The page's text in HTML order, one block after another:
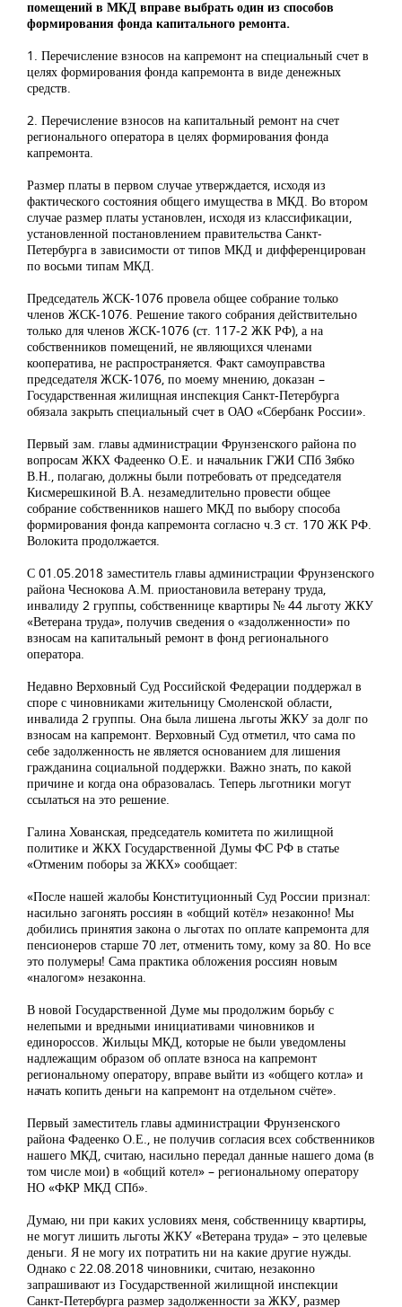
помещений в МКД вправе выбрать один из способов
формирования фонда капитального ремонта.
1. Перечисление взносов на капремонт на специальный счет в
целях формирования фонда капремонта в виде денежных
средств.
2. Перечисление взносов на капитальный ремонт на счет
регионального оператора в целях формирования фонда
капремонта.
Размер платы в первом случае утверждается, исходя из
фактического состояния общего имущества в МКД. Во втором
случае размер платы установлен, исходя из классификации,
установленной постановлением правительства Санкт-
Петербурга в зависимости от типов МКД и дифференцирован
по восьми типам МКД.
Председатель ЖСК-1076 провела общее собрание только
членов ЖСК-1076. Решение такого собрания действительно
только для членов ЖСК-1076 (ст. 117-2 ЖК РФ), а на
собственников помещений, не являющихся членами
кооператива, не распространяется. Факт самоуправства
председателя ЖСК-1076, по моему мнению, доказан –
Государственная жилищная инспекция Санкт-Петербурга
обязала закрыть специальный счет в ОАО «Сбербанк России».
Первый зам. главы администрации Фрунзенского района по
вопросам ЖКХ Фадеенко О.Е. и начальник ГЖИ СПб Зябко
В.Н., полагаю, должны были потребовать от председателя
Кисмерешкиной В.А. незамедлительно провести общее
собрание собственников нашего МКД по выбору способа
формирования фонда капремонта согласно ч.3 ст. 170 ЖК РФ.
Волокита продолжается.
С 01.05.2018 заместитель главы администрации Фрунзенского
района Чеснокова А.М. приостановила ветерану труда,
инвалиду 2 группы, собственнице квартиры № 44 льготу ЖКУ
«Ветерана труда», получив сведения о «задолженности» по
взносам на капитальный ремонт в фонд регионального
оператора.
Недавно Верховный Суд Российской Федерации поддержал в
споре с чиновниками жительницу Смоленской области,
инвалида 2 группы. Она была лишена льготы ЖКУ за долг по
взносам на капремонт. Верховный Суд отметил, что сама по
себе задолженность не является основанием для лишения
гражданина социальной поддержки. Важно знать, по какой
причине и когда она образовалась. Теперь льготники могут
ссылаться на это решение.
Галина Хованская, председатель комитета по жилищной
политике и ЖКХ Государственной Думы ФС РФ в статье
«Отменим поборы за ЖКХ» сообщает:
«После нашей жалобы Конституционный Суд России признал:
насильно загонять россиян в «общий котёл» незаконно! Мы
добились принятия закона о льготах по оплате капремонта для
пенсионеров старше 70 лет, отменить тому, кому за 80. Но все
это полумеры! Сама практика обложения россиян новым
«налогом» незаконна.
В новой Государственной Думе мы продолжим борьбу с
нелепыми и вредными инициативами чиновников и
единороссов. Жильцы МКД, которые не были уведомлены
надлежащим образом об оплате взноса на капремонт
региональному оператору, вправе выйти из «общего котла» и
начать копить деньги на капремонт на отдельном счёте».
Первый заместитель главы администрации Фрунзенского
района Фадеенко О.Е., не получив согласия всех собственников
нашего МКД, считаю, насильно передал данные нашего дома (в
том числе мои) в «общий котел» – региональному оператору
НО «ФКР МКД СПб».
Думаю, ни при каких условиях меня, собственницу квартиры,
не могут лишить льготы ЖКУ «Ветерана труда» – это целевые
деньги. Я не могу их потратить ни на какие другие нужды.
Однако с 22.08.2018 чиновники, считаю, незаконно
запрашивают из Государственной жилищной инспекции
Санкт-Петербурга размер задолженности за ЖКУ, размер